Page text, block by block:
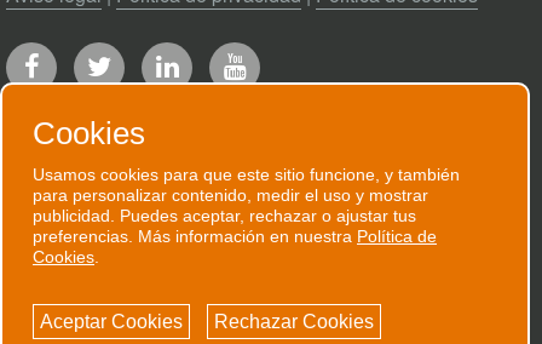
RECIBE NUESTRO BOLETÍN
Te enviaremos un correo electrónico
SUSCRÍBETE AHORA!
Cookies
Usamos cookies para que este sitio funcione, y también
para personalizar contenido, medir el uso y mostrar
publicidad. Puedes aceptar, rechazar o ajustar tus
preferencias. Más información en nuestra Política de
Cookies
Aceptar Cookies Rechazar Cookies